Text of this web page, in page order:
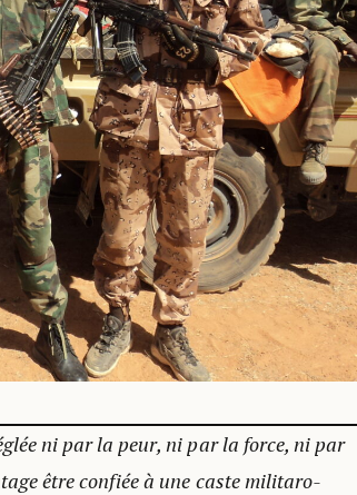
ni par la peur, ni par la force, ni par
être confiée à une caste militaro-